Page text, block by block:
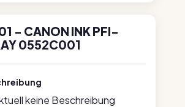
- CANON INK PFI-
0552C001
keine Beschreibung